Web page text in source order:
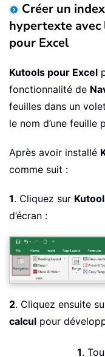
Créer un
hypertexte
pour Excel
Kutools pour Excel
fonctionnalité de
feuilles dans un
le nom d’une feuille
Après avoir installé
comme suit :
1. Cliquez sur
d’écran :
2. Cliquez ensuite
calcul pour
1.